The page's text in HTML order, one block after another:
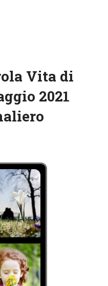
Vita di
2021